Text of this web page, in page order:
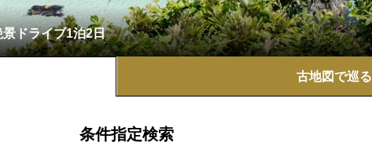
古地図で巡る
条件指定検索